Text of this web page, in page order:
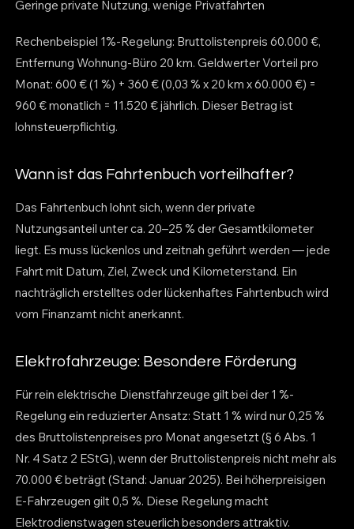
Geringe private Nutzung, wenige Privatfahrten
Rechenbeispiel 1%-Regelung: Bruttolistenpreis 60.000 €,
Entfernung Wohnung-Büro 20 km. Geldwerter Vorteil pro
Monat: 600 € (1 %) + 360 € (0,03 % x 20 km x 60.000 €) =
960 € monatlich = 11.520 € jährlich. Dieser Betrag ist
lohnsteuerpflichtig.
Wann ist das Fahrtenbuch vorteilhafter?
Das Fahrtenbuch lohnt sich, wenn der private
Nutzungsanteil unter ca. 20–25 % der Gesamtkilometer
liegt. Es muss lückenlos und zeitnah geführt werden — jede
Fahrt mit Datum, Ziel, Zweck und Kilometerstand. Ein
nachträglich erstelltes oder lückenhaftes Fahrtenbuch wird
vom Finanzamt nicht anerkannt.
Elektrofahrzeuge: Besondere Förderung
Für rein elektrische Dienstfahrzeuge gilt bei der 1 %-
Regelung ein reduzierter Ansatz: Statt 1 % wird nur 0,25 %
des Bruttolistenpreises pro Monat angesetzt (§ 6 Abs. 1
Nr. 4 Satz 2 EStG), wenn der Bruttolistenpreis nicht mehr als
70.000 € beträgt (Stand: Januar 2025). Bei höherpreisigen
E-Fahrzeugen gilt 0,5 %. Diese Regelung macht
Elektrodienstwagen steuerlich besonders attraktiv.